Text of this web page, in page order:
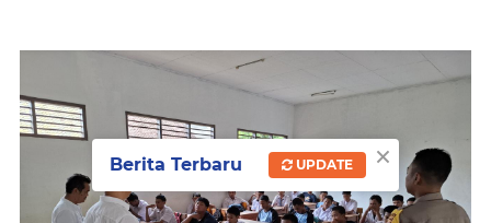
×
Berita Terbaru UPDATE